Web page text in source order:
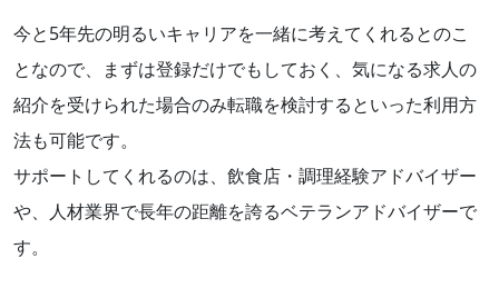
今と5年先の明るいキャリアを一緒に考えてくれるとのこ
となので、まずは登録だけでもしておく、気になる求人の
紹介を受けられた場合のみ転職を検討するといった利用方
法も可能です。
サポートしてくれるのは、飲食店・調理経験アドバイザー
や、人材業界で長年の距離を誇るベテランアドバイザーで
す。